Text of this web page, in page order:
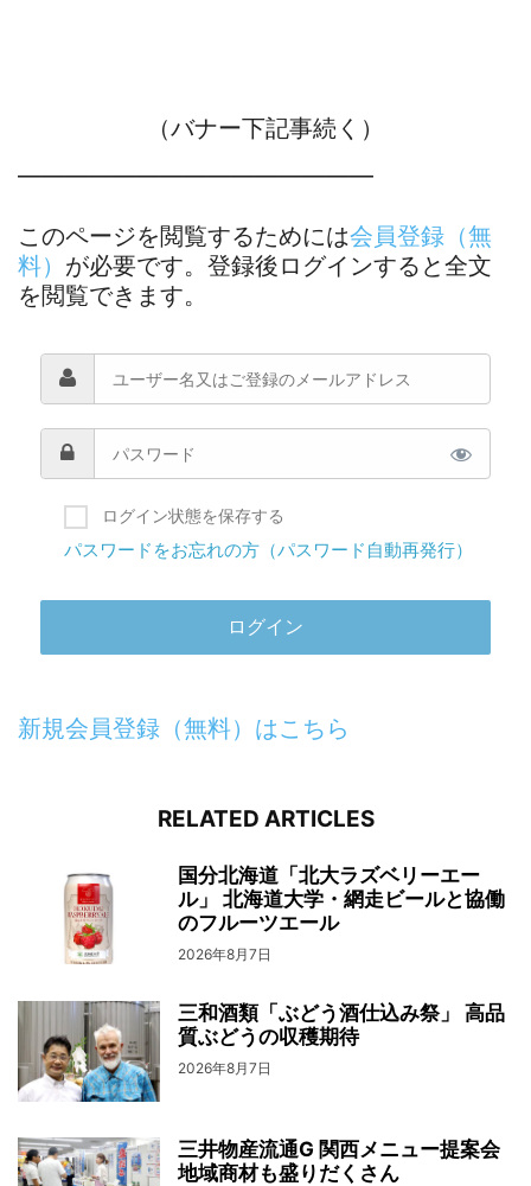
（バナー下記事続く）
―――――――――――――――
このページを閲覧するためには会員登録（無
料） が必要です。登録後ログインすると全文
を閲覧できます。
ログイン状態を保存する
パスワードをお忘れの方（パスワード自動再発行）
新規会員登録（無料）はこちら
RELATED ARTICLES
国分北海道「北大ラズベリーエー
ル」 北海道大学・網走ビールと協働
のフルーツエール
2026年8月7日
三和酒類「ぶどう酒仕込み祭」 高品
質ぶどうの収穫期待
2026年8月7日
三井物産流通G 関西メニュー提案会
地域商材も盛りだくさん